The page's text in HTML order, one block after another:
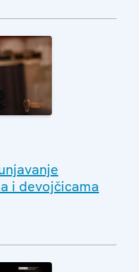
i devojčicama